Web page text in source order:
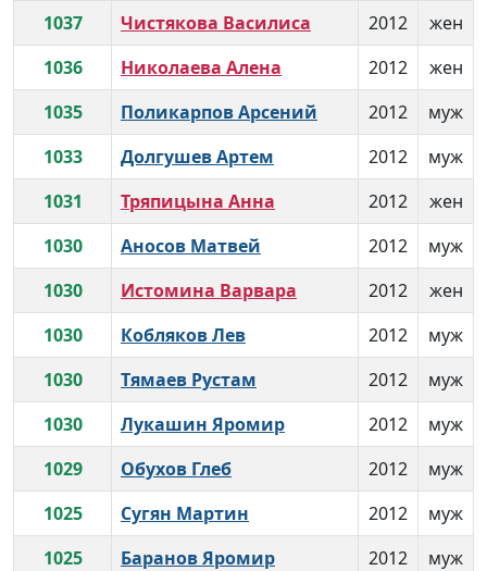
1037
Чистякова Василиса 2012
жен
1036
Николаева Алена 2012
жен
1035
Поликарпов Арсений 2012
муж
1033
Долгушев Артем 2012
муж
1031
Тряпицына Анна 2012
жен
1030
Аносов Матвей 2012
муж
1030
Истомина Варвара 2012
жен
1030
Кобляков Лев 2012
муж
1030
Тямаев Рустам 2012
муж
1030
Лукашин Яромир 2012
муж
1029
Обухов Глеб 2012
муж
1025
Сугян Мартин 2012
муж
1025
Баранов Яромир 2012 муж